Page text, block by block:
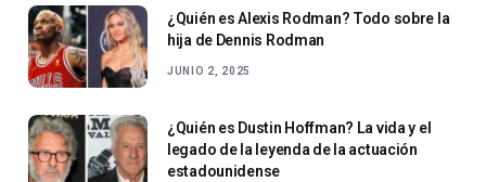
¿Quién es Alexis Rodman? Todo sobre la
hija de Dennis Rodman
JUNIO 2, 2025
¿Quién es Dustin Hoffman? La vida y el
legado de la leyenda de la actuación
estadounidense